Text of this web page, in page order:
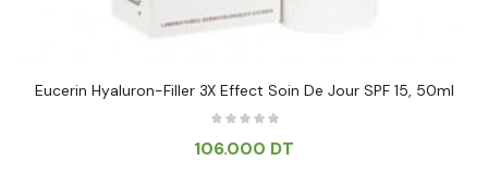
Eucerin Hyaluron-Filler 3X Effect Soin De Jour SPF 15, 50ml
106.000 DT